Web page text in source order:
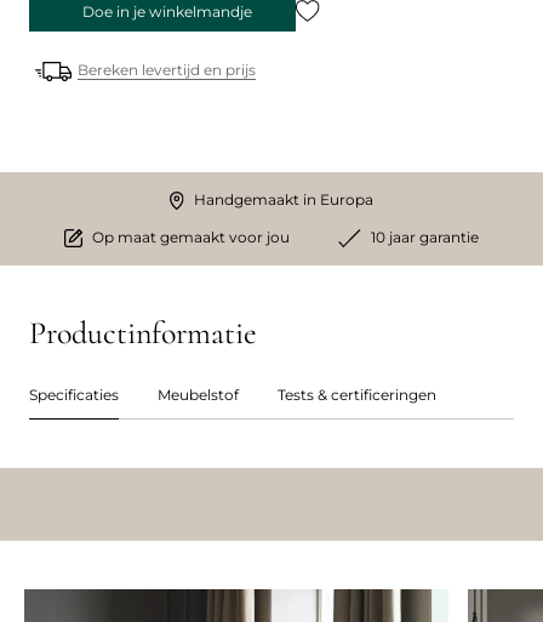
Doe in je winkelmandje
Bereken levertijd en prijs
Handgemaakt in Europa
Op maat gemaakt voor jou 10 jaar garantie
Productinformatie
Specificaties Meubelstof Tests & certificeringen